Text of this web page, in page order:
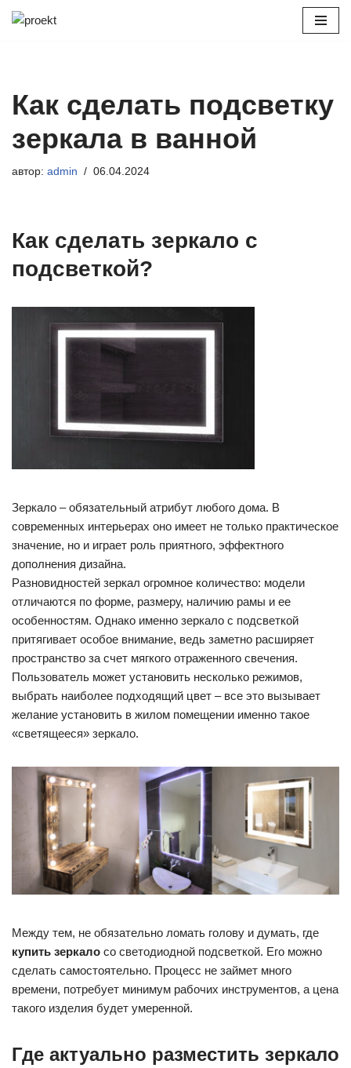
Как сделать подсветку
зеркала в ванной
автор: admin 06.04.2024
Как сделать зеркало с
подсветкой?
Зеркало – обязательный атрибут любого дома. В
современных интерьерах оно имеет не только практическое
значение, но и играет роль приятного, эффектного
дополнения дизайна.
Разновидностей зеркал огромное количество: модели
отличаются по форме, размеру, наличию рамы и ее
особенностям. Однако именно зеркало с подсветкой
притягивает особое внимание, ведь заметно расширяет
пространство за счет мягкого отраженного свечения.
Пользователь может установить несколько режимов,
выбрать наиболее подходящий цвет – все это вызывает
желание установить в жилом помещении именно такое
«светящееся» зеркало.
Между тем, не обязательно ломать голову и думать, где
купить зеркало со светодиодной подсветкой. Его можно
сделать самостоятельно. Процесс не займет много
времени, потребует минимум рабочих инструментов, а цена
такого изделия будет умеренной.
Где актуально разместить зеркало